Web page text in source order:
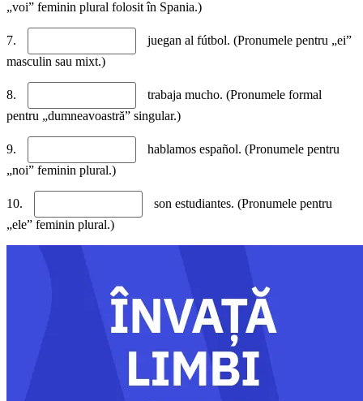
„voi” feminin plural folosit în Spania.)
7.
juegan al fútbol. (Pronumele pentru „ei”
masculin sau mixt.)
8.
trabaja mucho. (Pronumele formal
pentru „dumneavoastră” singular.)
9.
hablamos español. (Pronumele pentru
„noi” feminin plural.)
10.
son estudiantes. (Pronumele pentru
„ele” feminin plural.)